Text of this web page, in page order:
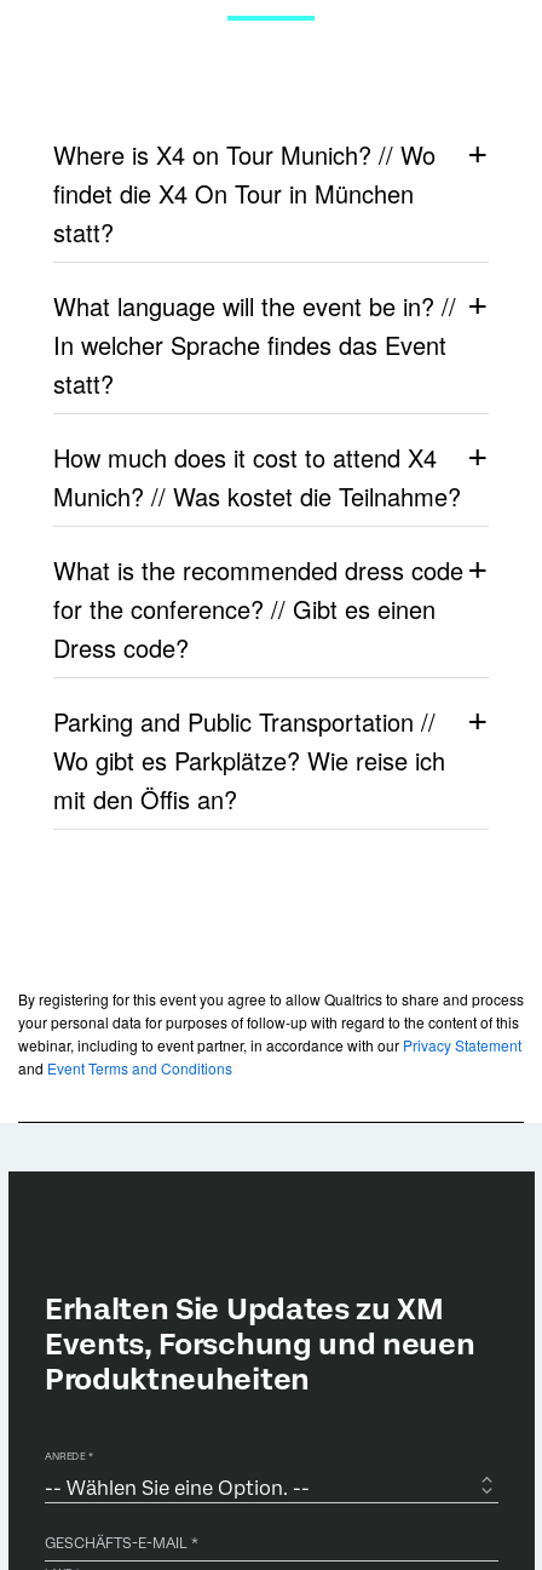
Where is X4 on Tour Munich? // Wo
findet die X4 On Tour in München
statt?
What language will the event be in? //
In welcher Sprache findes das Event
statt?
How much does it cost to attend X4
Munich? // Was kostet die Teilnahme?
What is the recommended dress code
for the conference? // Gibt es einen
Dress code?
Parking and Public Transportation //
Wo gibt es Parkplätze? Wie reise ich
mit den Öffis an?
By registering for this event you agree to allow Qualtrics to share and process
your personal data for purposes of follow-up with regard to the content of this
webinar, including to event partner, in accordance with our Privacy Statement
and Event Terms and Conditions